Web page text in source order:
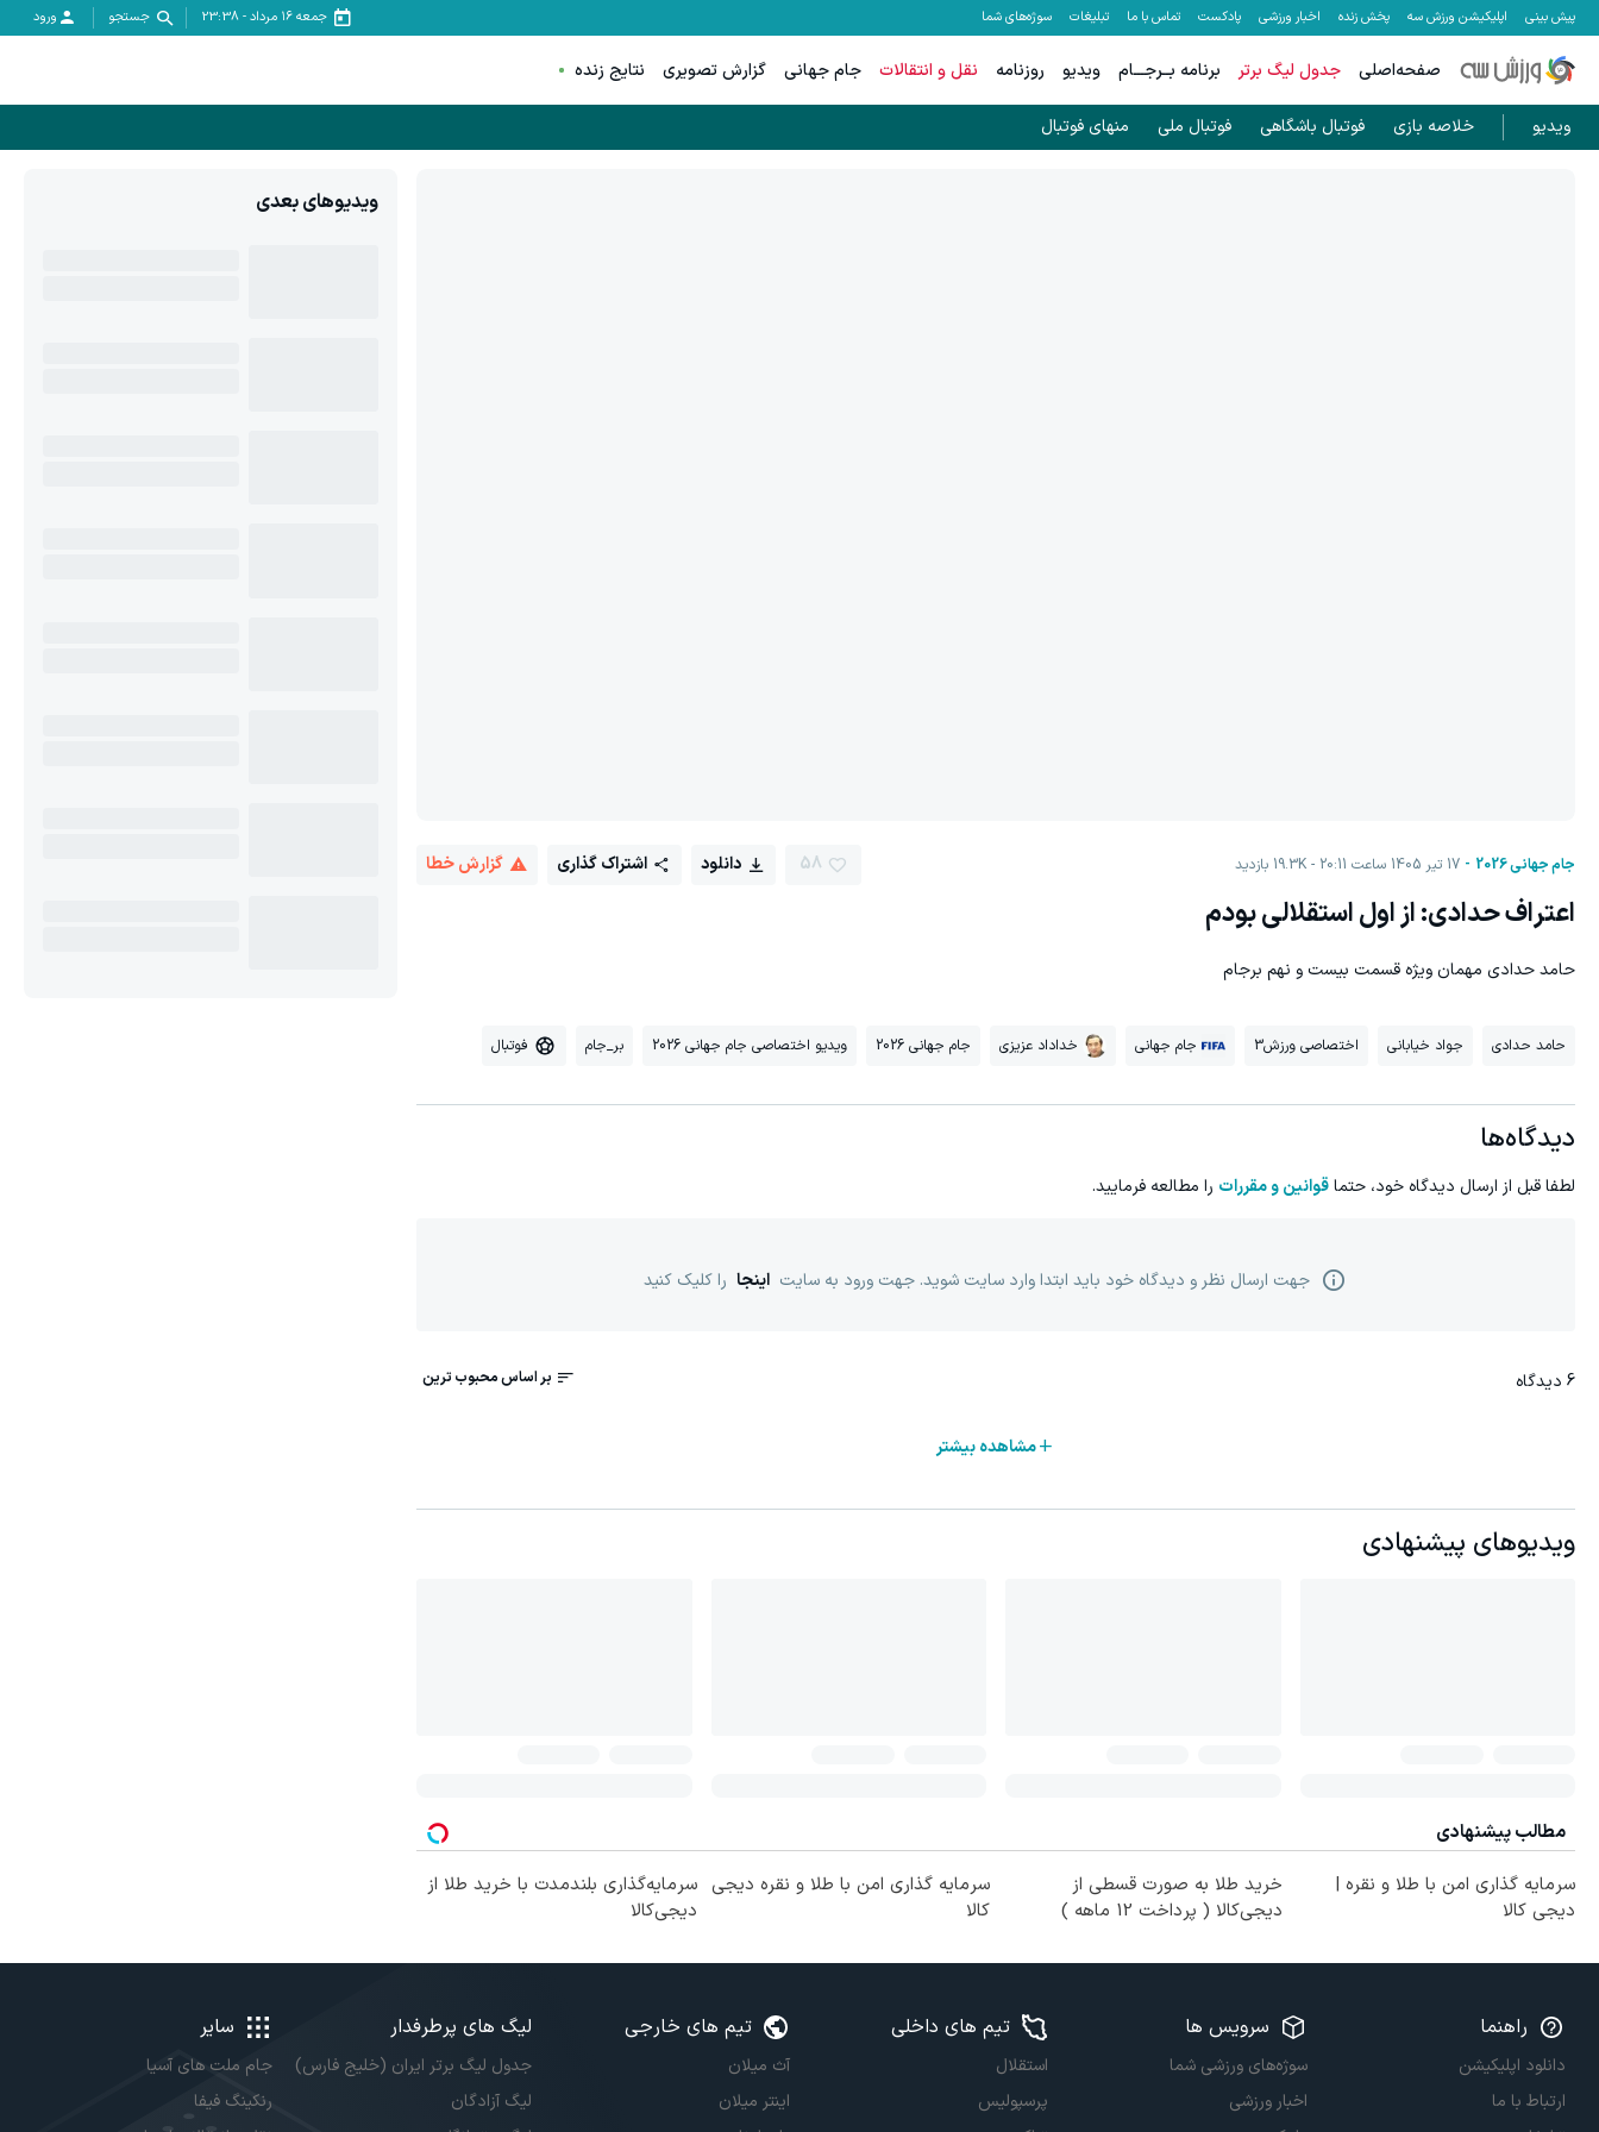
پیش بینی اپلیکیشن ورزش سه پخش زنده اخبار ورزشی پادکست تماس با ما تبلیغات سوژه‌های شما جمعه ۱۶ مرداد -
23:38 جستجو ورود
صفحه‌اصلی جدول لیگ برتر برنامه بــرجـــام ویدیو روزنامه نقل و انتقالات جام جهانی گزارش تصویری نتایج زنده
ویدیو خلاصه بازی فوتبال باشگاهی فوتبال ملی منهای فوتبال
جام جهانی 2026 17 تیر 1405 ساعت 20:11 19.3K بازدید 58 دانلود اشتراک گذاری گزارش خطا
اعتراف حدادی: از اول استقلالی بودم
حامد حدادی مهمان ویژه قسمت بیست و نهم برجام
حامد حدادی جواد خیابانی اختصاصی ورزش3 جام جهانی خداداد عزیزی جام جهانی 2026 ویدیو اختصاصی جام جهانی 2026 بر_جام فوتبال
دیدگاه‌ها
لطفا قبل از ارسال دیدگاه خود، حتماقوانین و مقررات را مطالعه فرمایید.
جهت ارسال نظر و دیدگاه خود باید ابتدا وارد سایت شوید. جهت ورود به سایت اینجا را کلیک کنید
6 دیدگاه
مشاهده بیشتر
ویدیوهای پیشنهادی
مطالب پیشنهادی
سرمایه گذاری امن با طلا و نقره |
دیجی کالا
خرید طلا به صورت قسطی از
دیجی‌کالا ( پرداخت 12 ماهه )
سرمایه گذاری امن با طلا و نقره دیجی
کالا
سرمایه‌گذاری بلندمدت با خرید طلا از
دیجی‌کالا
ویدیوهای بعدی
راهنما
دانلود اپلیکیشن
ارتباط با ما
سرویس ها
سوژه‌های ورزشی شما
اخبار ورزشی
تیم های داخلی
استقلال
پرسپولیس
تیم های خارجی
آث میلان
اینتر میلان
لیگ های پرطرفدار
جدول لیگ برتر ایران (خلیج فارس)
لیگ آزادگان
سایر
جام ملت های آسیا
رنکینگ فیفا